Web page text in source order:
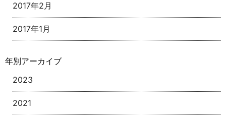
2017年2月
2017年1月
年別アーカイブ
2023
2021